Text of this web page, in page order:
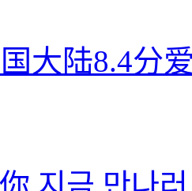
大陆8.4分